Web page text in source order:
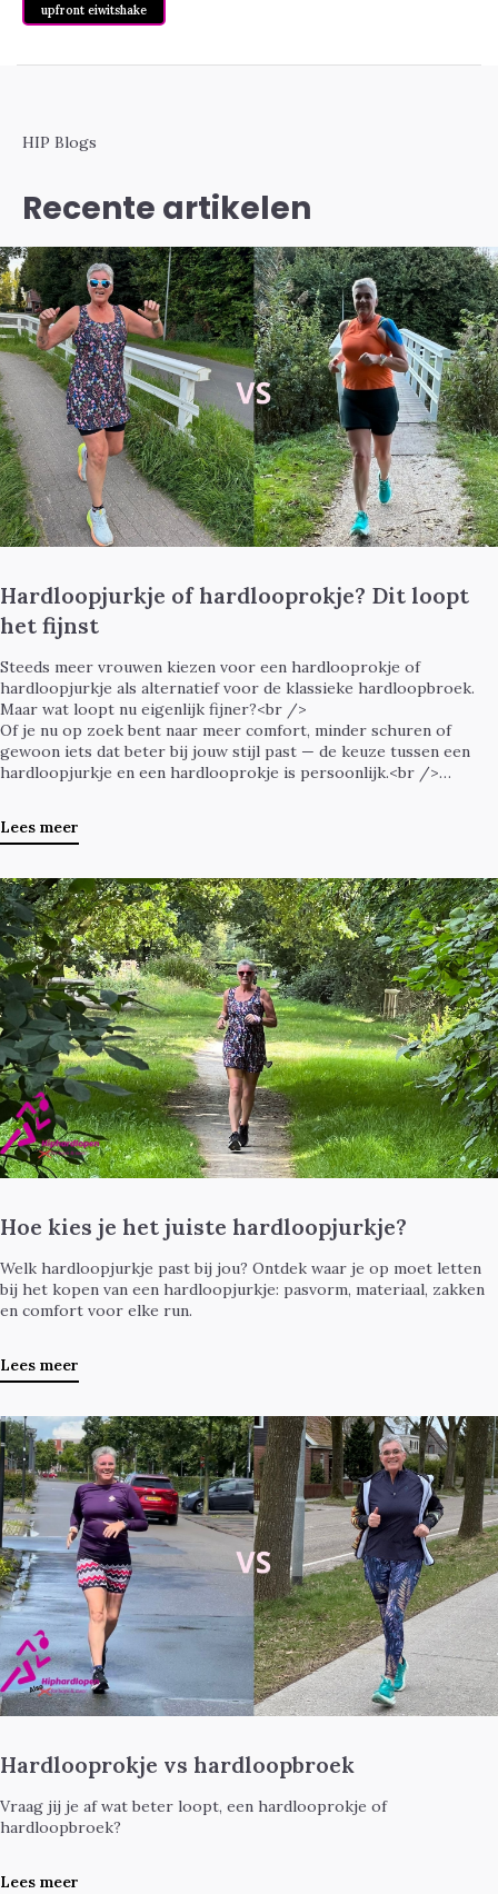
upfront eiwitshake
HIP Blogs
Recente artikelen
Hardloopjurkje of hardlooprokje? Dit loopt
het fijnst
Steeds meer vrouwen kiezen voor een hardlooprokje of
hardloopjurkje als alternatief voor de klassieke hardloopbroek.
Maar wat loopt nu eigenlijk fijner?<br />
Of je nu op zoek bent naar meer comfort, minder schuren of
gewoon iets dat beter bij jouw stijl past — de keuze tussen een
hardloopjurkje en een hardlooprokje is persoonlijk.<br />
Lees meer
Hoe kies je het juiste hardloopjurkje?
Welk hardloopjurkje past bij jou? Ontdek waar je op moet letten
bij het kopen van een hardloopjurkje: pasvorm, materiaal, zakken
en comfort voor elke run.
Lees meer
Hardlooprokje vs hardloopbroek
Vraag jij je af wat beter loopt, een hardlooprokje of
hardloopbroek?
Lees meer